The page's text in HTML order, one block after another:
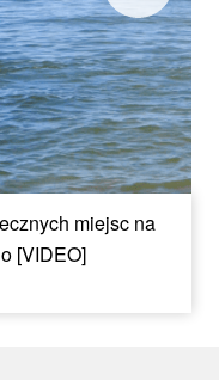
miejsc na
[VIDEO]